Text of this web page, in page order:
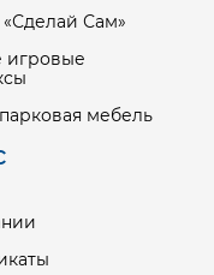
Сам»
игровые
мебель